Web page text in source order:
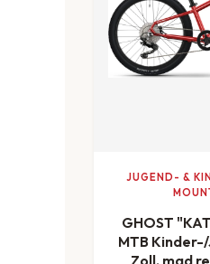
JUGEND- &
GHOST
MTB
Zoll, mad